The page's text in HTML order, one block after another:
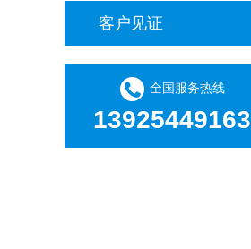
客户见证
全国服务热线
13925449163